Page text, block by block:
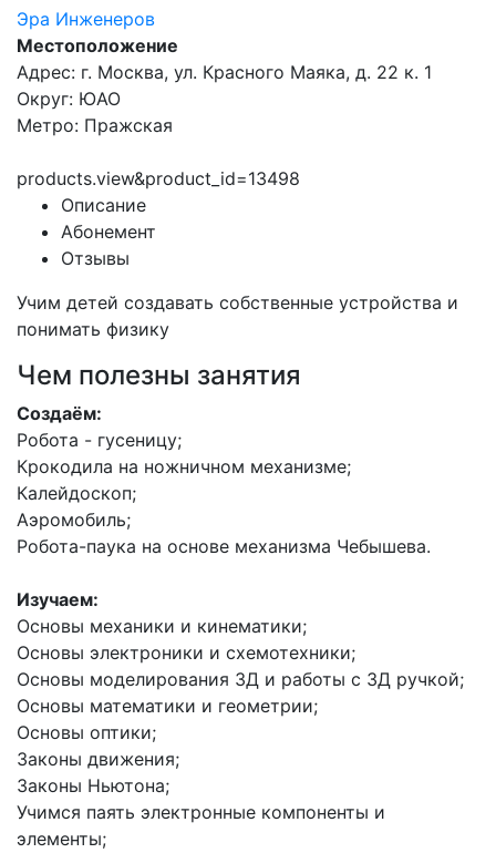
Эра Инженеров
Местоположение
Адрес: г. Москва, ул. Красного Маяка, д. 22 к. 1
Округ: ЮАО
Метро: Пражская
products.view&product_id=13498
Описание
Абонемент
Отзывы
Учим детей создавать собственные устройства и
понимать физику
Чем полезны занятия
Создаём:
Робота - гусеницу;
Крокодила на ножничном механизме;
Калейдоскоп;
Аэромобиль;
Робота-паука на основе механизма Чебышева.
Изучаем:
Основы механики и кинематики;
Основы электроники и схемотехники;
Основы моделирования 3Д и работы с 3Д ручкой;
Основы математики и геометрии;
Основы оптики;
Законы движения;
Законы Ньютона;
Учимся паять электронные компоненты и
элементы;